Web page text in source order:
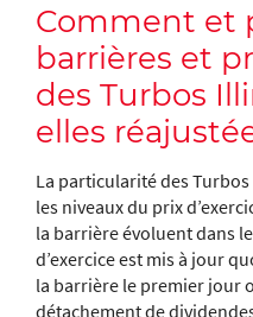
Comment et
barrières et
des Turbos
elles
La particularité des
les niveaux du prix
la barrière évoluent dans
d’exercice est mis à jour
la barrière le premier jour
détachement de